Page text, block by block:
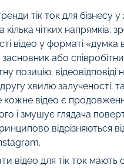
тік ток для бізнесу
кілька чітких напрямків:
відео у форматі «думка
або
позицію;
хвилю залученості;
кожне відео є
і змушує глядача
відрізняються
відео для тік ток мають